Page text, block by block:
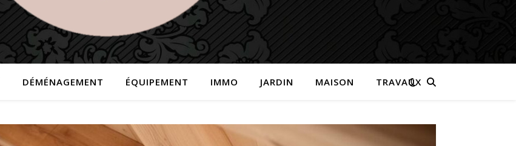
DÉMÉNAGEMENT ÉQUIPEMENT IMMO JARDIN MAISON TRAVAUX